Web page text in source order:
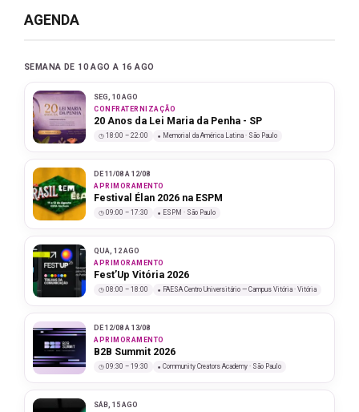
AGENDA
SEMANA DE 10 AGO A 16 AGO
SEG, 10 AGO
CONFRATERNIZAÇÃO
20 Anos da Lei Maria da Penha - SP
18:00 – 22:00 Memorial da América Latina · São Paulo
DE 11/08 A 12/08
APRIMORAMENTO
Festival Élan 2026 na ESPM
09:00 – 17:30 ESPM · São Paulo
QUA, 12 AGO
APRIMORAMENTO
Fest’Up Vitória 2026
08:00 – 18:00 FAESA Centro Universitário — Campus Vitória · Vitória
DE 12/08 A 13/08
APRIMORAMENTO
B2B Summit 2026
09:30 – 19:30 Community Creators Academy · São Paulo
SÁB, 15 AGO